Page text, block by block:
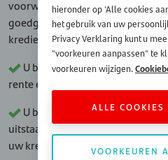
voorwaarde dat dit door de
goedgekeurd) dat wij u in één
kredietlimiet);
U betaalt maandelijks een
rente én aflossing;
U betaalt alleen zo lang er een
uitstaand kapitaal genoemd) is.
uw kredietlimiet, dan betaalt u
hieronder op 'Alle cookies
het gebruik van uw
Privacy Verklaring kunt u
"voorkeuren aanpassen" te
voorkeuren wijzigen.
ALLE COOKIES
VOORKEUREN